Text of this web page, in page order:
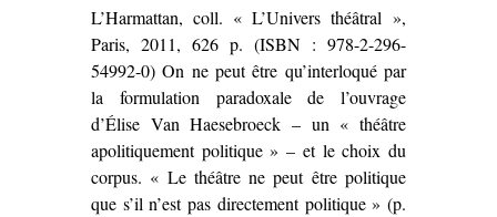
L’Harmattan, coll. « L’Univers théâtral »,
Paris, 2011, 626 p. (ISBN : 978-2-296-
54992-0) On ne peut être qu’interloqué par
la formulation paradoxale de l’ouvrage
d’Élise Van Haesebroeck – un « théâtre
apolitiquement politique » – et le choix du
corpus. « Le théâtre ne peut être politique
que s’il n’est pas directement politique » (p.